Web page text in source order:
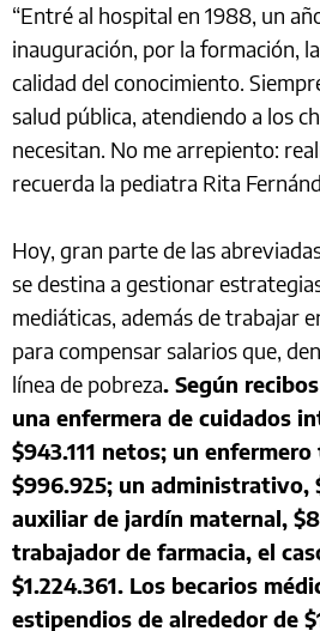
“Entré al hospital en 1988, un
inauguración, por la formación,
calidad del conocimiento.
salud pública, atendiendo a los
necesitan. No me arrepiento:
recuerda la pediatra Rita
Hoy, gran parte de las
se destina a gestionar
mediáticas, además de trabajar
para compensar salarios que,
línea de pobreza. Según
una enfermera de cuidados
$943.111 netos; un
$996.925; un administrativo,
auxiliar de jardín maternal,
trabajador de farmacia, el
$1.224.361. Los becarios
estipendios de alrededor de